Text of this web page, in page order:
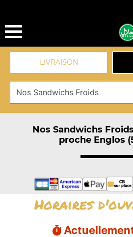
LIVRAISON
Nos Sandwichs
proche Englos
Horaires